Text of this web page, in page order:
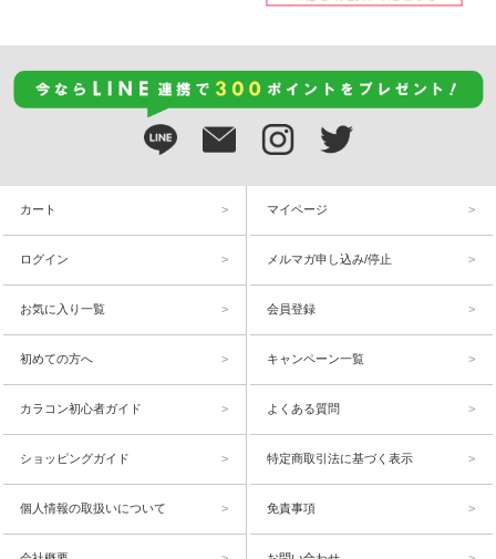
カート マイページ
ログイン メルマガ申し込み/停止
お気に入り一覧 会員登録
初めての方へ キャンペーン一覧
カラコン初心者ガイド よくある質問
ショッピングガイド 特定商取引法に基づく表示
個人情報の取扱いについて 免責事項